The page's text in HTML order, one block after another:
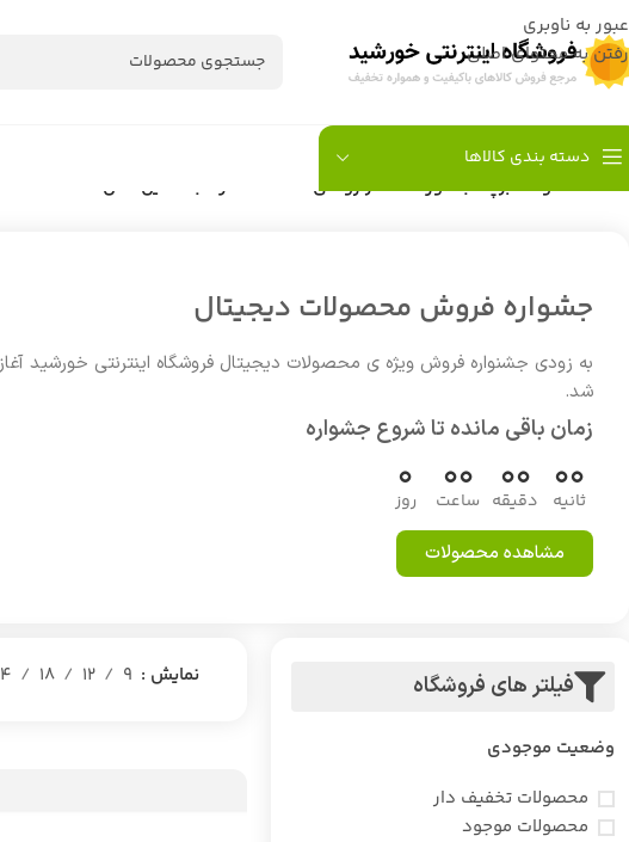
عبور به ناوبری
رفتن به محتوای اصلی
دسته بندی کالاها
خانه/محصولات برچسب خورده “عطر روغنی STATION الرحاب 6 میل اصل”
جشواره فروش محصولات دیجیتال
به زودی جشنواره فروش ویژه ی محصولات دیجیتال فروشگاه اینترنتی خورشید
شد.
زمان باقی مانده تا شروع جشواره
0
روز
00
ساعت
00
دقیقه
00
ثانیه
مشاهده محصولات
فیلتر های فروشگاه
وضعیت موجودی
محصولات تخفیف دار
محصولات موجود
نمایش 9
12
18